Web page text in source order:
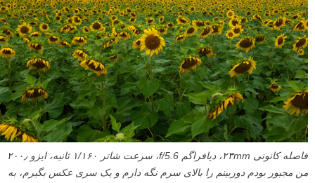
فاصله کانونی ۲۳mm، دیافراگم f/5.6، سرعت شاتر ۱/۱۶۰ ثانیه، ایزو ۲۰۰٫
من مجبور بودم دوربینم را بالای سرم نگه دارم و یک سری عکس بگیرم، به